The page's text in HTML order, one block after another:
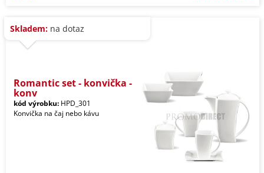
Skladem: na dotaz
Romantic set - konvička -
konv
kód výrobku: HPD_301
Konvička na čaj nebo kávu